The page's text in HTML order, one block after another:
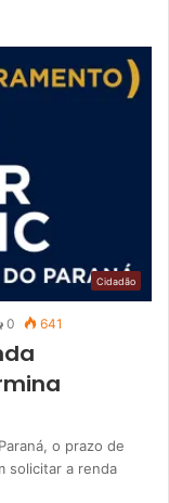
Cidadão
0 641
o prazo de
solicitar a renda